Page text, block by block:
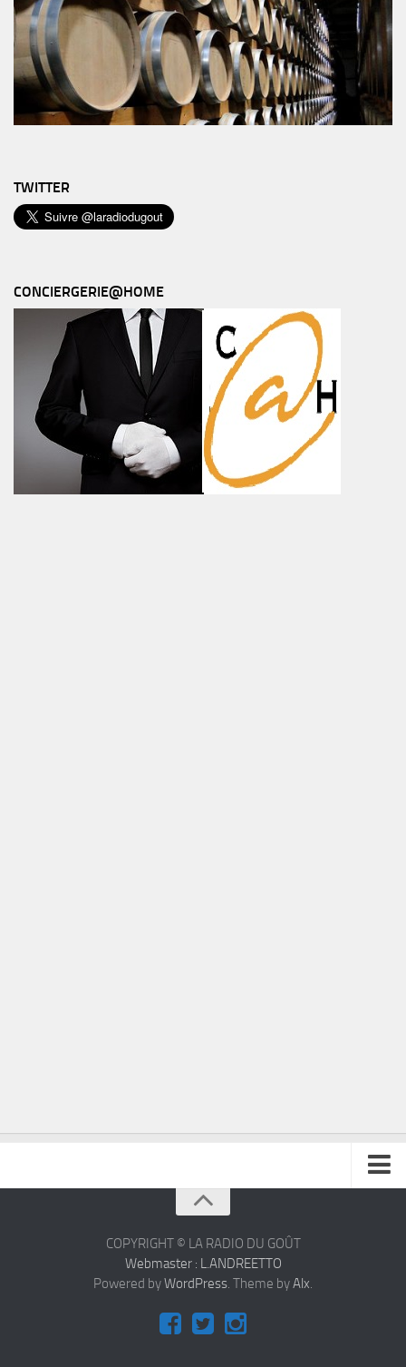
TWITTER
CONCIERGERIE@HOME
COPYRIGHT © LA RADIO DU GOÛT
Webmaster : L.ANDREETTO
Powered byWordPress . Theme byAlx